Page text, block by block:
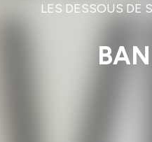
LES DESSOUS